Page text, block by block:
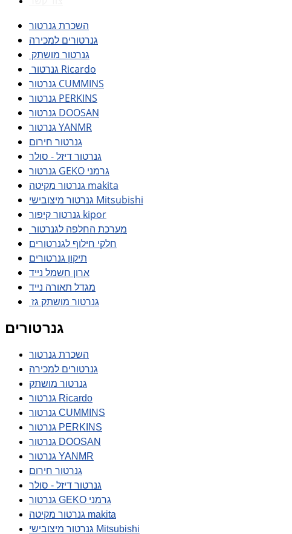
השכרת גנרטור
גנרטורים למכירה
גנרטור מושתק
גנרטור Ricardo
גנרטור CUMMINS
גנרטור PERKINS
גנרטור DOOSAN
גנרטור YANMR
גנרטור חירום
גנרטור דיזל - סולר
גנרטור GEKO גרמני
גנרטור מקיטה makita
גנרטור מיצובישי Mitsubishi
גנרטור קיפור kipor
מערכת החלפה לגנרטור
חלקי חילוף לגנרטורים
תיקון גנרטורים
ארון חשמל נייד
מגדל תאורה נייד
גנרטור מושתק גז
גנרטורים
השכרת גנרטור
גנרטורים למכירה
גנרטור מושתק
גנרטור Ricardo
גנרטור CUMMINS
גנרטור PERKINS
גנרטור DOOSAN
גנרטור YANMR
גנרטור חירום
גנרטור דיזל - סולר
גנרטור GEKO גרמני
גנרטור מקיטה makita
גנרטור מיצובישי Mitsubishi